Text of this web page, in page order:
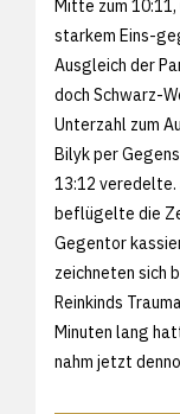
Mitte zum
starkem Eins-
Ausgleich der
doch Schwarz-
Unterzahl zum
Bilyk per
13:12 veredelte.
beflügelte die
Gegentor
zeichneten sich
Reinkinds
Minuten lang
nahm jetzt